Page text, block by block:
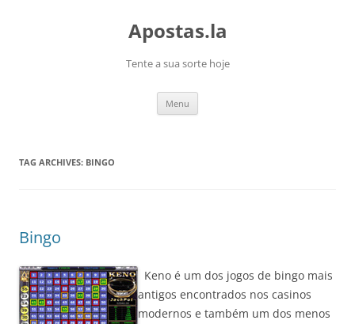
Apostas.la
Tente a sua sorte hoje
Menu
TAG ARCHIVES: BINGO
Bingo
Keno é um dos jogos de bingo mais
antigos encontrados nos casinos
modernos e também um dos menos